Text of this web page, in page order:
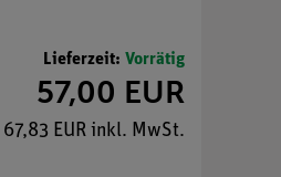
Lieferzeit: Vorrätig
57,00 EUR
67,83 EUR inkl. MwSt.